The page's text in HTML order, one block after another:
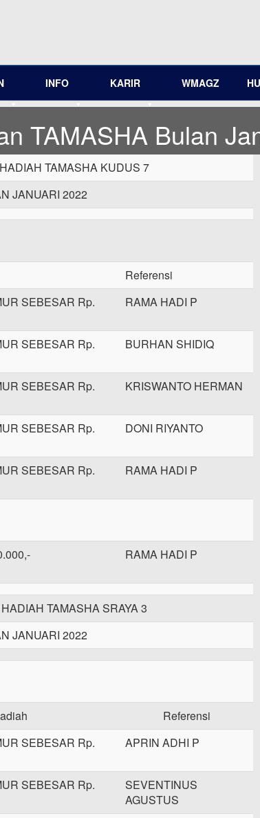
INFO KARIR WMAGZ
TAMASHA Bulan
TAMASHA KUDUS 7
JANUARI 2022
Referensi
SEBESAR Rp.
RAMA HADI P
SEBESAR Rp.
BURHAN SHIDIQ
SEBESAR Rp.
KRISWANTO HERMAN
SEBESAR Rp.
DONI RIYANTO
SEBESAR Rp.
RAMA HADI P
RAMA HADI P
TAMASHA SRAYA 3
JANUARI 2022
Referensi
SEBESAR Rp.
APRIN ADHI P
SEBESAR Rp.
SEVENTINUS
AGUSTUS